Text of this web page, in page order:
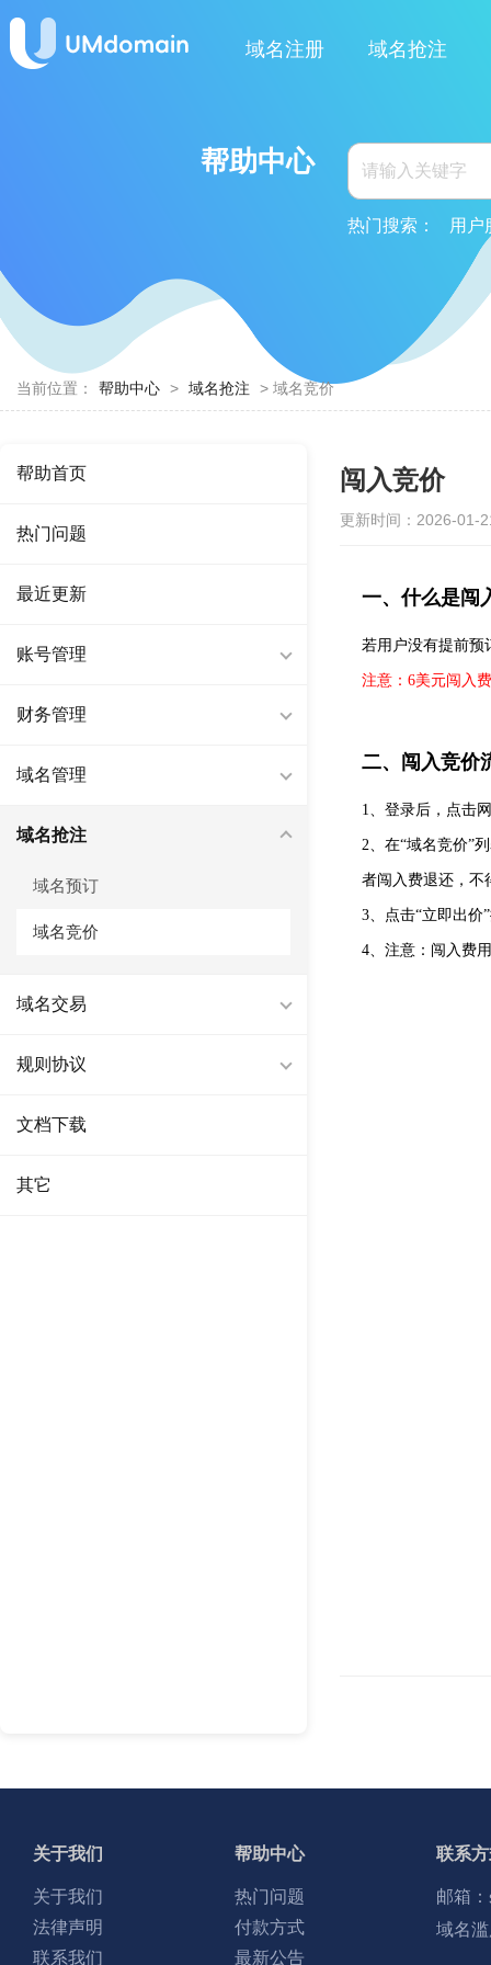
域名注册 域名抢注
帮助中心
热门搜索： 用户
当前位置： 帮助中心 > 域名抢注 > 域名竞价
帮助首页
热门问题
最近更新
账号管理
财务管理
域名管理
域名抢注
域名预订
域名竞价
域名交易
规则协议
文档下载
其它
闯入竞价
更新时间：2026-01-
一、什么是闯
若用户没有提前预
注意：6美元闯入
二、闯入竞价
1、登录后，点击
2、在“域名竞价”
者闯入费退还，不
3、点击“立即出价
4、注意：闯入费
关于我们
关于我们
法律声明
联系我们
帮助中心
热门问题
付款方式
最新公告
联系
邮箱：
域名